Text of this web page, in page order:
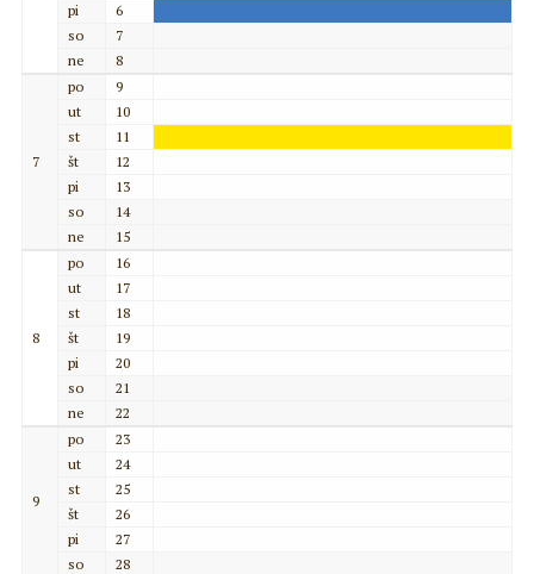
pi
6
so
7
ne
8
7
po
9
ut
10
st
11
št
12
pi
13
so
14
ne
15
8
po
16
ut
17
st
18
št
19
pi
20
so
21
ne
22
9
po
23
ut
24
st
25
št
26
pi
27
so
28